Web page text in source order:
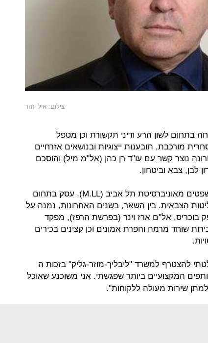
צילום: איל יזהר
בתחום לשון הרע ודיני תקשורת וכן מטפל
מורכבת, תובענות ייצוגיות ובנושאים אזרחיים
נוצר קשר עם עו"ד רן כהן (אל"מ מיל) והוסכם
לבן, צבא וביטחון.
עו"ד רן כהן, בעל תואר שני במשפטים מאוניברסיטת תל אביב (M.LL), עסק בתחום
הצבאית. בין השאר, בשנים האחרונות, נמנה על
בוכריס, אל"ם ארז וינר (בפרשת הרפז), מפקד
שוחד מרמה והפרת אמונים וכן קצינים בכירים
להצטרף למשרד "ליבליך-מוזר-גליק" בזכות ה
המקצועיים ביותר שפגשתי. אני משוכנע שאוכל
שירות מעולה ללקוחות".